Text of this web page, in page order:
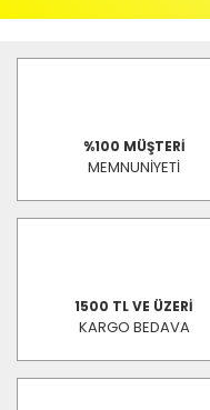
%100 MÜŞTERİ
MEMNUNİYETİ
1500 TL VE ÜZERİ
KARGO BEDAVA